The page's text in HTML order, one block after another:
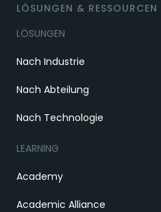
LÖSUNGEN & RESSOURCEN
LÖSUNGEN
Nach Industrie
Nach Abteilung
Nach Technologie
LEARNING
Academy
Academic Alliance